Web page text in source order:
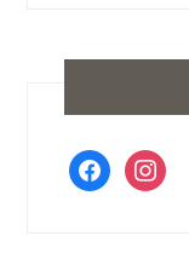
facebook